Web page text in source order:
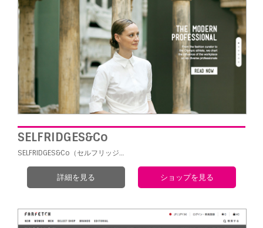
SELFRIDGES&Co
SELFRIDGES&Co（セルフリッジ…
詳細を見る ショップを見る